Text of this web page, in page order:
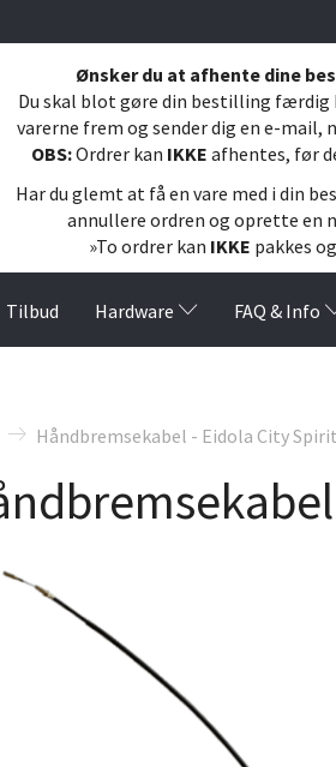
Ønsker du at afhente dine
Du skal blot gøre din bestilling færdig
varerne frem og sender dig en e-mail,
OBS:Ordrer kan IKKE afhentes, før
Har du glemt at få en vare med i din
annullere ordren og oprette en
»To ordrer kan IKKE pakkes
Tilbud Hardware FAQ & Info
Håndbremsekabel - Eidola City Spirit